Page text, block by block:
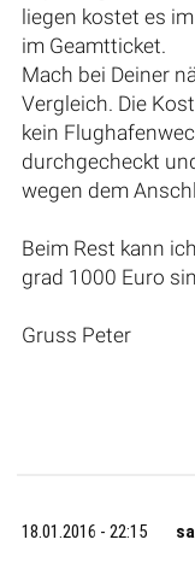
liegen kostet es
im Geamtticket.
Mach bei Deiner
Vergleich. Die
kein
durchgecheckt
wegen dem
Beim Rest kann
grad 1000 Euro
Gruss Peter
18.01.2016 - 22:15